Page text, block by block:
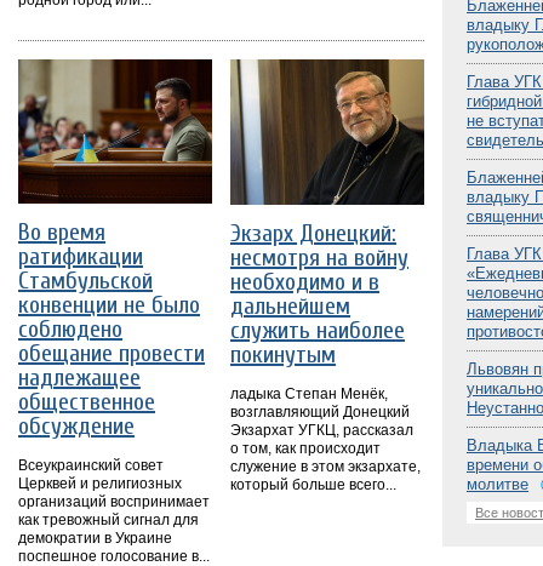
Во время
ратификации
Стамбульской
конвенции не было
соблюдено
обещание провести
надлежащее
общественное
обсуждение
Всеукраинский совет
Церквей и религиозных
организаций воспринимает
как тревожный сигнал для
демократии в Украине
поспешное голосование в...
Экзарх Донецкий:
несмотря на войну
необходимо и в
дальнейшем
служить наиболее
покинутым
ладыка Степан Менёк,
возглавляющий Донецкий
Экзархат УГКЦ, рассказал
о том, как происходит
служение в этом экзархате,
который больше всего...
владыку
Глава
не
владыку
Глава
Львовян
Владыка
времени
молитве
Все